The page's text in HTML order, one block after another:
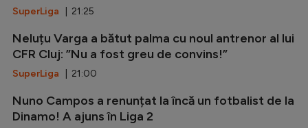
SuperLiga | 21:25
Neluțu Varga a bătut palma cu noul antrenor al lui
CFR Cluj: ”Nu a fost greu de convins!”
SuperLiga | 21:00
Nuno Campos a renunțat la încă un fotbalist de la
Dinamo! A ajuns în Liga 2